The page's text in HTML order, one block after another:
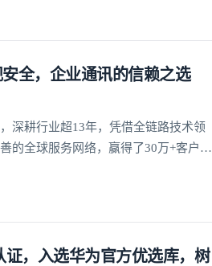
全，企业通讯的信赖之选
深耕行业超13年，凭借全链路技术领
的全球服务网络，赢得了30万+客户的
，入选华为官方优选库，树